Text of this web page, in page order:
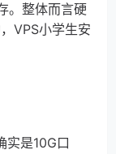
。整体而言硬
VPS小学生安
是10G口